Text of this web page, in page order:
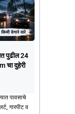
पुढील 24
चा दुहेरी
Heatwave
पावसाचे
गारपीट व